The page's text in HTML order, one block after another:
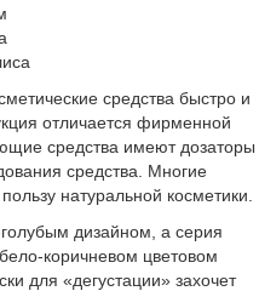
средства быстро и
отличается фирменной
средства имеют дозаторы
средства. Многие
натуральной косметики.
дизайном, а серия
коричневом цветовом
для «дегустации» захочет